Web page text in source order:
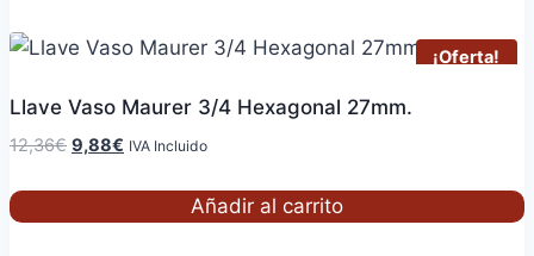
¡Oferta!
Llave Vaso Maurer 3/4 Hexagonal 27mm.
12,36€ El
era:
9,88€ El
es:
IVA Incluido
Añadir al carrito